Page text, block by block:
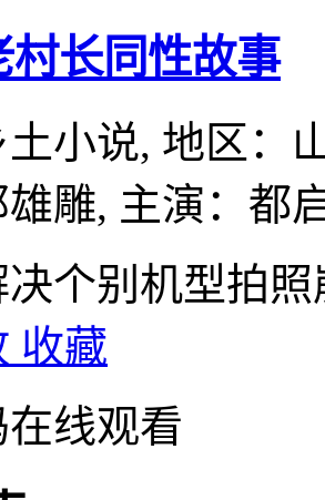
村长同性故事
土小说, 地区：
雄雕, 主演： 都
个别机型拍
收藏
线观看